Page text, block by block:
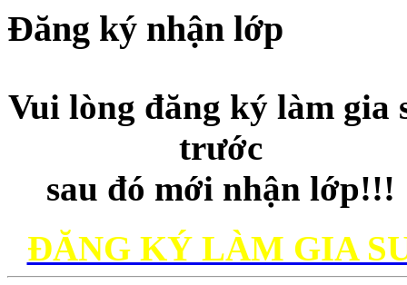
Đăng ký nhận lớp
Vui lòng đăng ký làm gia
trước
sau đó mới nhận lớp!!!
ĐĂNG KÝ LÀM GIA